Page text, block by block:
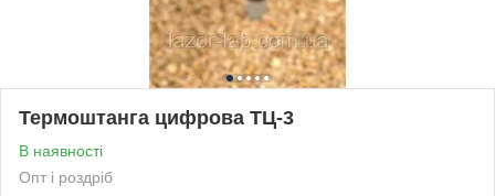
Термоштанга цифрова ТЦ-3
В наявності
Опт і роздріб